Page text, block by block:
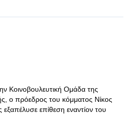
Κοινοβουλευτική Ομάδα της
ο πρόεδρος του κόμματος Νίκος
εξαπέλυσε επίθεση εναντίον του